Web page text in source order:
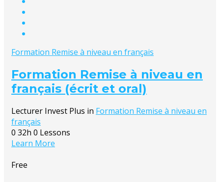
Formation Remise à niveau en français
Formation Remise à niveau en
français (écrit et oral)
Lecturer Invest Plus in Formation Remise à niveau en
français
0 32h 0 Lessons
Learn More
Free